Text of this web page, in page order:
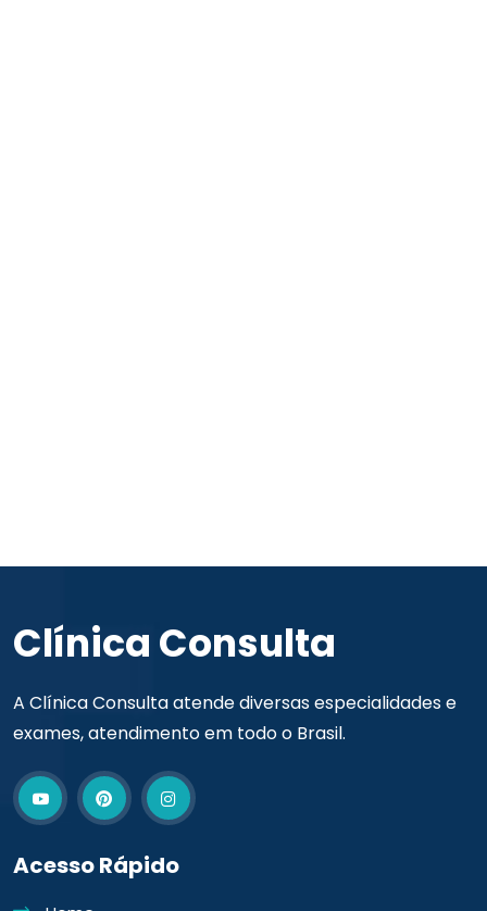
Clínica Consulta
A Clínica Consulta atende diversas especialidades e
exames, atendimento em todo o Brasil.
Acesso Rápido